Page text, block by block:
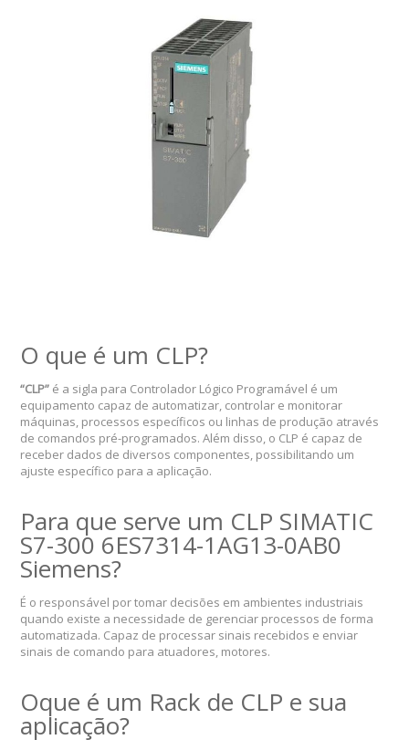
O que é um CLP?
“CLP” é a sigla para Controlador Lógico Programável é um
equipamento capaz de automatizar, controlar e monitorar
máquinas, processos específicos ou linhas de produção através
de comandos pré-programados. Além disso, o CLP é capaz de
receber dados de diversos componentes, possibilitando um
ajuste específico para a aplicação.
Para que serve um CLP SIMATIC
S7-300 6ES7314-1AG13-0AB0
Siemens?
É o responsável por tomar decisões em ambientes industriais
quando existe a necessidade de gerenciar processos de forma
automatizada. Capaz de processar sinais recebidos e enviar
sinais de comando para atuadores, motores.
Oque é um Rack de CLP e sua
aplicação?